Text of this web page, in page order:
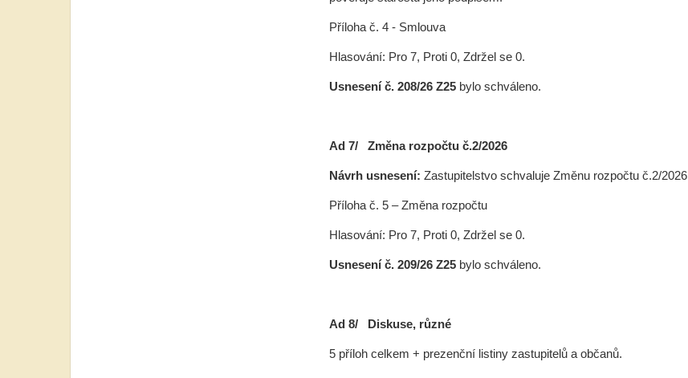
Příloha č. 4 - Smlouva
Hlasování: Pro 7, Proti 0, Zdržel se 0.
Usnesení č. 208/26 Z25 bylo schváleno.
Ad 7/ Změna rozpočtu č.2/2026
Návrh usnesení: Zastupitelstvo schvaluje Změnu rozpočtu č.2/2026
Příloha č. 5 – Změna rozpočtu
Hlasování: Pro 7, Proti 0, Zdržel se 0.
Usnesení č. 209/26 Z25 bylo schváleno.
Ad 8/ Diskuse, různé
5 příloh celkem + prezenční listiny zastupitelů a občanů.